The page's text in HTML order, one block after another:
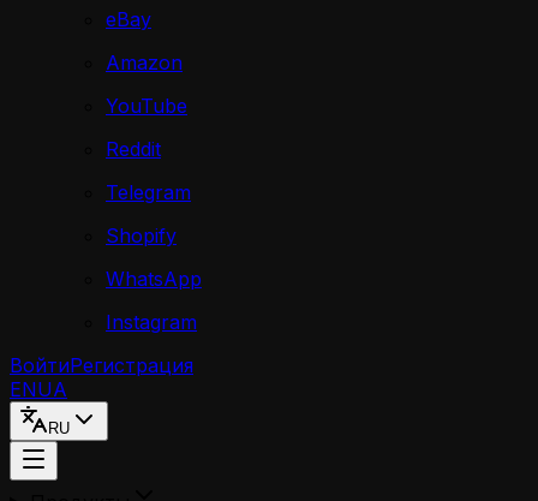
eBay
Amazon
YouTube
Reddit
Telegram
Shopify
WhatsApp
Instagram
ВойтиРегистрация
ENUA
RU